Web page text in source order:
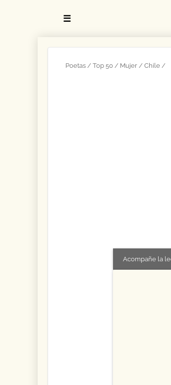
☰
Poetas Top 50 Mujer Chile
Acompañe la